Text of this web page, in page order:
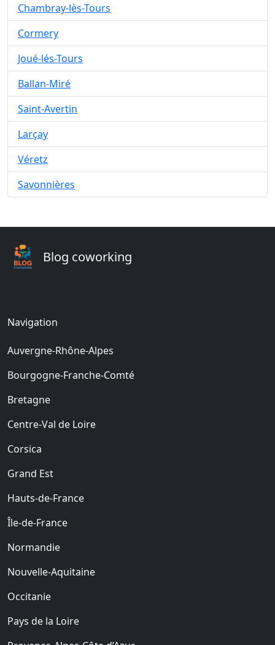
Chambray-lès-Tours
Cormery
Joué-lés-Tours
Ballan-Miré
Saint-Avertin
Larçay
Véretz
Savonnières
Blog coworking
Navigation
Auvergne-Rhône-Alpes
Bourgogne-Franche-Comté
Bretagne
Centre-Val de Loire
Corsica
Grand Est
Hauts-de-France
Île-de-France
Normandie
Nouvelle-Aquitaine
Occitanie
Pays de la Loire